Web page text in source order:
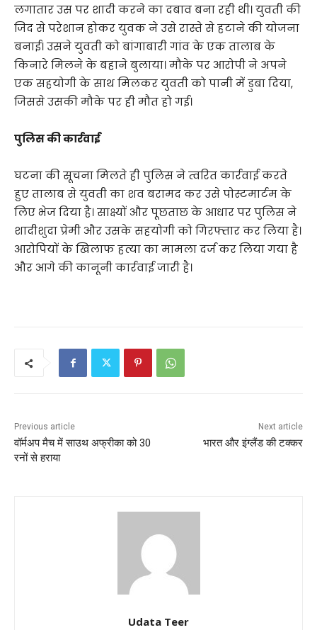
लगातार उस पर शादी करने का दबाव बना रही थी। युवती की
जिद से परेशान होकर युवक ने उसे रास्ते से हटाने की योजना
बनाई। उसने युवती को बांगाबारी गांव के एक तालाब के
किनारे मिलने के बहाने बुलाया। मौके पर आरोपी ने अपने
एक सहयोगी के साथ मिलकर युवती को पानी में डुबा दिया,
जिससे उसकी मौके पर ही मौत हो गई।
पुलिस की कार्रवाई
घटना की सूचना मिलते ही पुलिस ने त्वरित कार्रवाई करते
हुए तालाब से युवती का शव बरामद कर उसे पोस्टमार्टम के
लिए भेज दिया है। साक्ष्यों और पूछताछ के आधार पर पुलिस ने
शादीशुदा प्रेमी और उसके सहयोगी को गिरफ्तार कर लिया है।
आरोपियों के खिलाफ हत्या का मामला दर्ज कर लिया गया है
और आगे की कानूनी कार्रवाई जारी है।
Previous article
वॉर्मअप मैच में साउथ अफ्रीका को 30
रनों से हराया
Next article
भारत और इंग्लैंड की टक्कर
Udata Teer